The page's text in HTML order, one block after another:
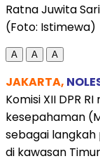
Ratna Juwita
(Foto: Istimewa)
A A A
JAKARTA,
Komisi XII DPR
kesepahaman
sebagai
di kawasan